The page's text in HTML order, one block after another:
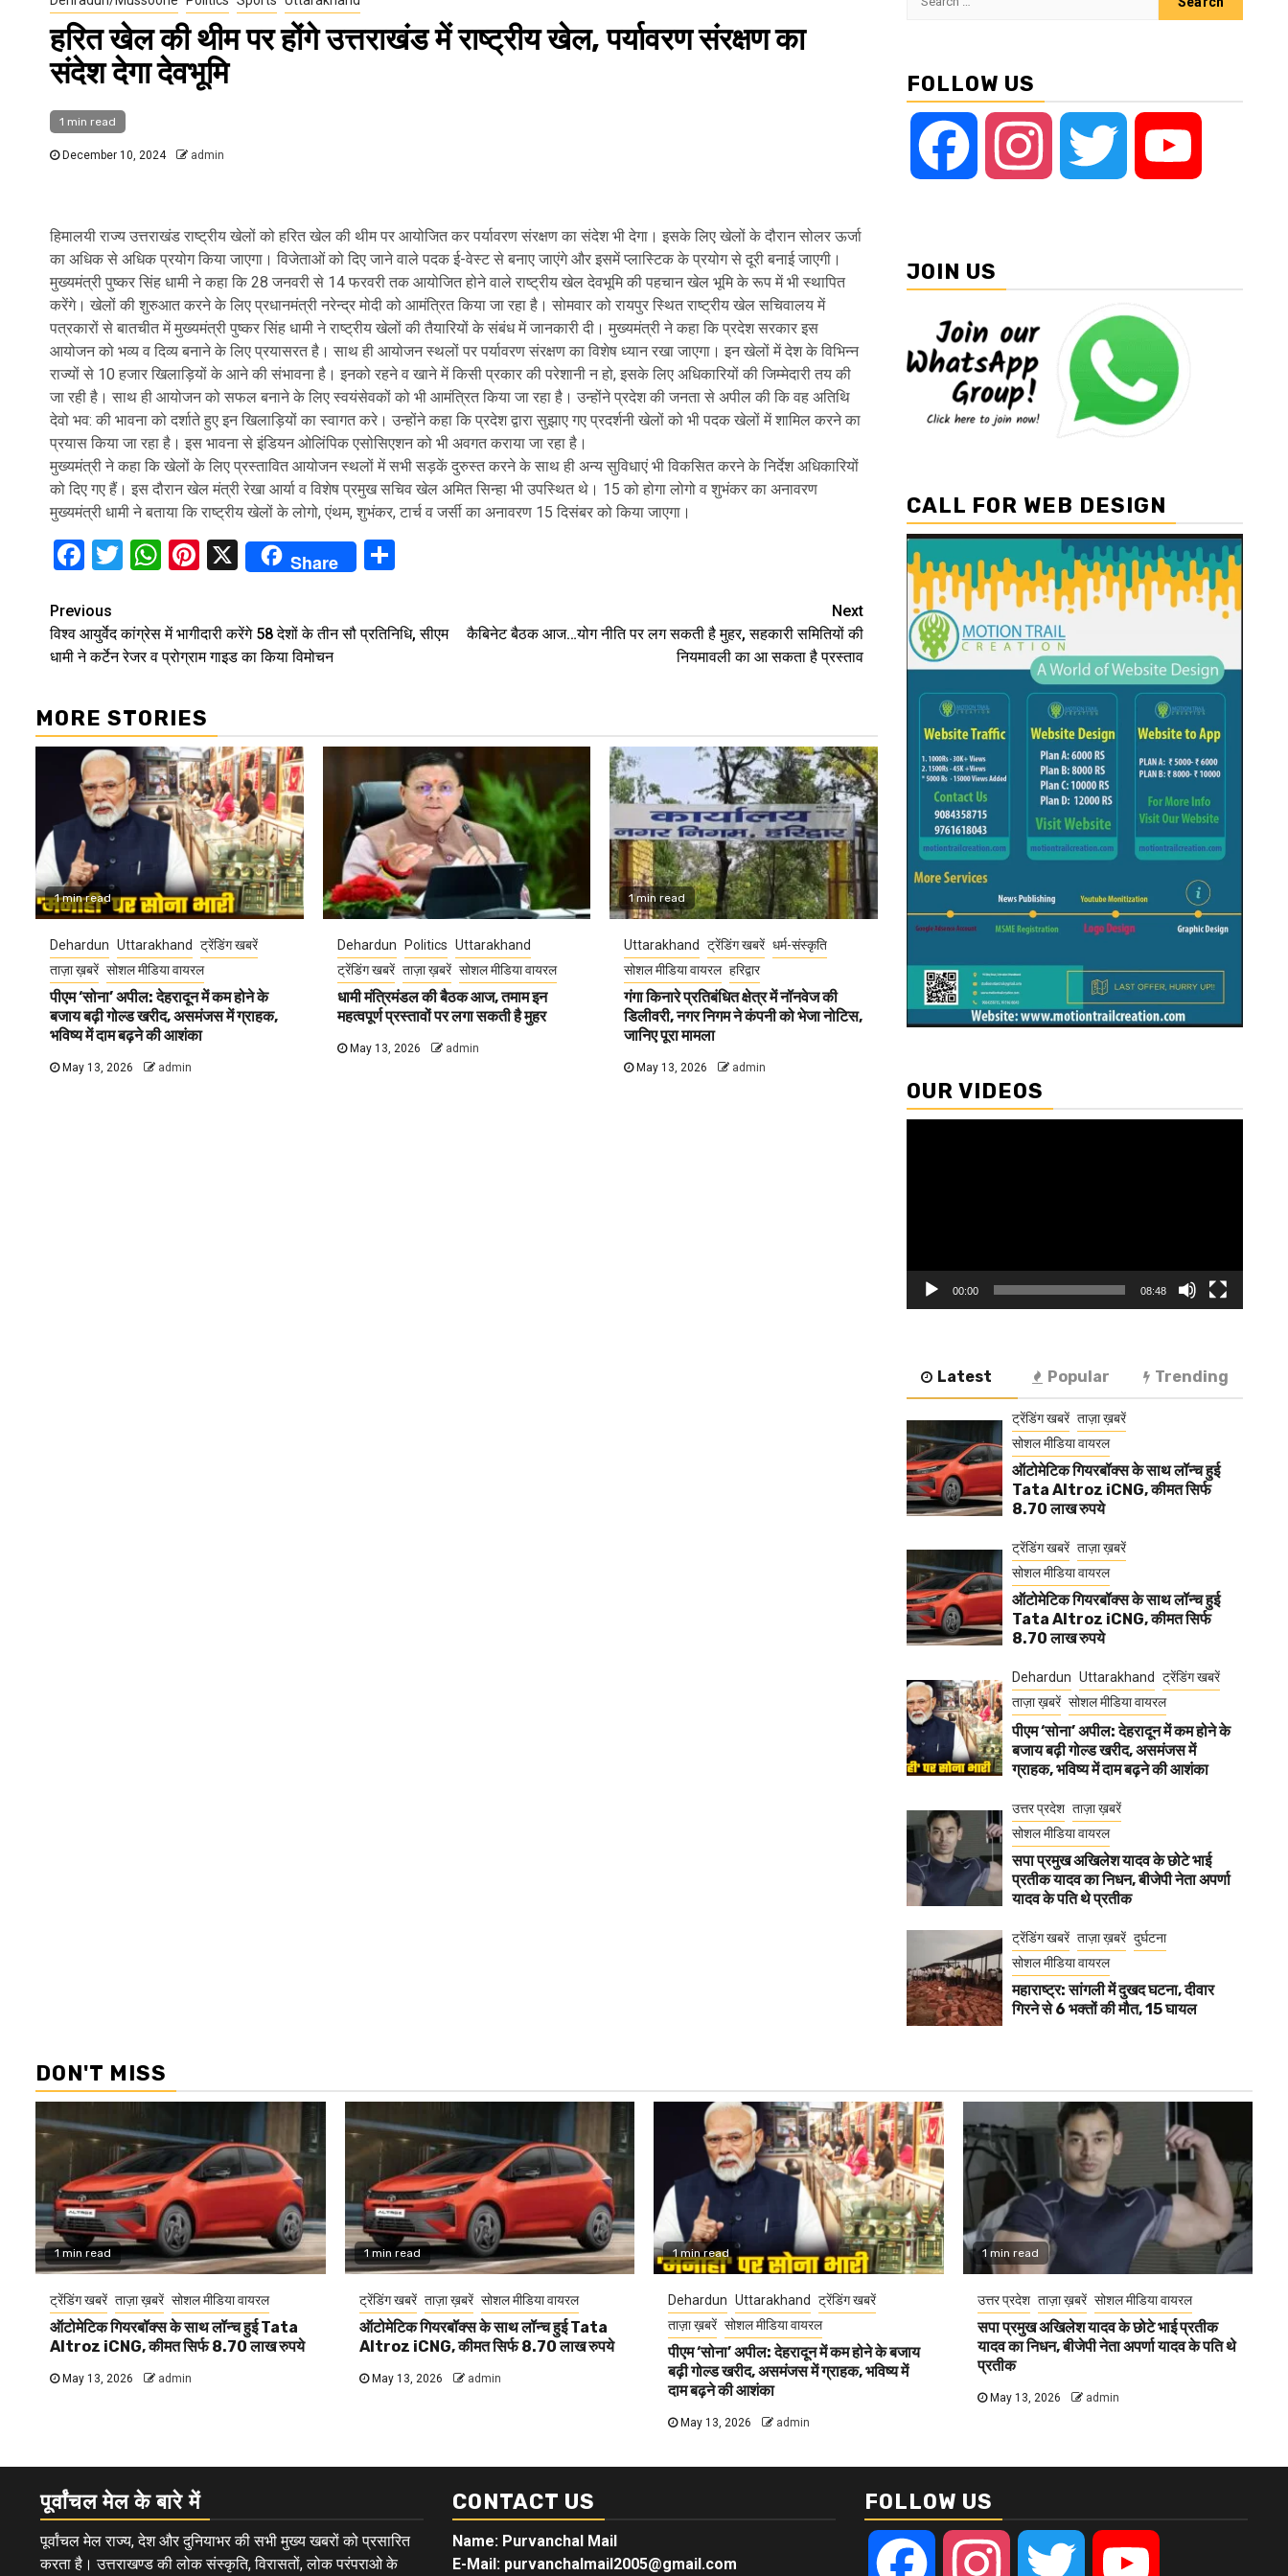
हरित खेल की थीम पर होंगे उत्तराखंड में राष्ट्रीय खेल, पर्यावरण संरक्षण का
संदेश देगा देवभूमि
1 min read
December 10, 2024 admin
हिमालयी राज्य उत्तराखंड राष्ट्रीय खेलों को हरित खेल की थीम पर आयोजित कर पर्यावरण संरक्षण का संदेश भी देगा। इसके लिए खेलों के दौरान सोलर ऊर्जा
का अधिक से अधिक प्रयोग किया जाएगा। विजेताओं को दिए जाने वाले पदक ई-वेस्ट से बनाए जाएंगे और इसमें प्लास्टिक के प्रयोग से दूरी बनाई जाएगी।
मुख्यमंत्री पुष्कर सिंह धामी ने कहा कि 28 जनवरी से 14 फरवरी तक आयोजित होने वाले राष्ट्रीय खेल देवभूमि की पहचान खेल भूमि के रूप में भी स्थापित
करेंगे। खेलों की शुरुआत करने के लिए प्रधानमंत्री नरेन्द्र मोदी को आमंत्रित किया जा रहा है। सोमवार को रायपुर स्थित राष्ट्रीय खेल सचिवालय में
पत्रकारों से बातचीत में मुख्यमंत्री पुष्कर सिंह धामी ने राष्ट्रीय खेलों की तैयारियों के संबंध में जानकारी दी। मुख्यमंत्री ने कहा कि प्रदेश सरकार इस
आयोजन को भव्य व दिव्य बनाने के लिए प्रयासरत है। साथ ही आयोजन स्थलों पर पर्यावरण संरक्षण का विशेष ध्यान रखा जाएगा। इन खेलों में देश के विभिन्न
राज्यों से 10 हजार खिलाड़ियों के आने की संभावना है। इनको रहने व खाने में किसी प्रकार की परेशानी न हो, इसके लिए अधिकारियों की जिम्मेदारी तय की
जा रही है। साथ ही आयोजन को सफल बनाने के लिए स्वयंसेवकों को भी आमंत्रित किया जा रहा है। उन्होंने प्रदेश की जनता से अपील की कि वह अतिथि
देवो भव: की भावना को दर्शाते हुए इन खिलाड़ियों का स्वागत करे। उन्होंने कहा कि प्रदेश द्वारा सुझाए गए प्रदर्शनी खेलों को भी पदक खेलों में शामिल करने का
प्रयास किया जा रहा है। इस भावना से इंडियन ओलिंपिक एसोसिएशन को भी अवगत कराया जा रहा है।
मुख्यमंत्री ने कहा कि खेलों के लिए प्रस्तावित आयोजन स्थलों में सभी सड़कें दुरुस्त करने के साथ ही अन्य सुविधाएं भी विकसित करने के निर्देश अधिकारियों
को दिए गए हैं। इस दौरान खेल मंत्री रेखा आर्या व विशेष प्रमुख सचिव खेल अमित सिन्हा भी उपस्थित थे। 15 को होगा लोगो व शुभंकर का अनावरण
मुख्यमंत्री धामी ने बताया कि राष्ट्रीय खेलों के लोगो, एंथम, शुभंकर, टार्च व जर्सी का अनावरण 15 दिसंबर को किया जाएगा।
Facebook
Twitter
WhatsApp
Pinterest
X Share
Continue
Reading
Previous
विश्व आयुर्वेद कांग्रेस में भागीदारी करेंगे 58 देशों के तीन सौ प्रतिनिधि, सीएम
धामी ने कर्टेन रेजर व प्रोग्राम गाइड का किया विमोचन
Next
कैबिनेट बैठक आज…योग नीति पर लग सकती है मुहर, सहकारी समितियों की
नियमावली का आ सकता है प्रस्ताव
MORE STORIES
1 min read
Dehardun Uttarakhand
ट्रेंडिंग खबरें
ताज़ा ख़बरें सोशल मीडिया वायरल
पीएम ‘सोना’ अपील: देहरादून में कम होने के
बजाय बढ़ी गोल्ड खरीद, असमंजस में ग्राहक,
भविष्य में दाम बढ़ने की आशंका
May 13, 2026 admin
Dehardun Politics Uttarakhand
ट्रेंडिंग खबरें ताज़ा ख़बरें सोशल मीडिया वायरल
धामी मंत्रिमंडल की बैठक आज, तमाम इन
महत्वपूर्ण प्रस्तावों पर लगा सकती है मुहर
May 13, 2026 admin
1 min read
Uttarakhand ट्रेंडिंग खबरें धर्म-संस्कृति
सोशल मीडिया वायरल हरिद्वार
गंगा किनारे प्रतिबंधित क्षेत्र में नॉनवेज की
डिलीवरी, नगर निगम ने कंपनी को भेजा नोटिस,
जानिए पूरा मामला
May 13, 2026 admin
FOLLOW US
Facebook Instagram Twitter
JOIN US
CALL FOR WEB DESIGN
OUR VIDEOS
00:00 08:48
Latest Popular Trending
ट्रेंडिंग खबरें ताज़ा ख़बरें
सोशल मीडिया वायरल
ऑटोमेटिक गियरबॉक्स के साथ लॉन्च हुई
Tata Altroz iCNG, कीमत सिर्फ
8.70 लाख रुपये
ट्रेंडिंग खबरें ताज़ा ख़बरें
सोशल मीडिया वायरल
ऑटोमेटिक गियरबॉक्स के साथ लॉन्च हुई
Tata Altroz iCNG, कीमत सिर्फ
8.70 लाख रुपये
Dehardun Uttarakhand
ट्रेंडिंग खबरें
ताज़ा ख़बरें सोशल मीडिया वायरल
पीएम ‘सोना’ अपील: देहरादून में कम होने के
बजाय बढ़ी गोल्ड खरीद, असमंजस में
ग्राहक, भविष्य में दाम बढ़ने की आशंका
उत्तर प्रदेश ताज़ा ख़बरें
सोशल मीडिया वायरल
सपा प्रमुख अखिलेश यादव के छोटे भाई
प्रतीक यादव का निधन, बीजेपी नेता अपर्णा
यादव के पति थे प्रतीक
ट्रेंडिंग खबरें ताज़ा ख़बरें दुर्घटना
सोशल मीडिया वायरल
महाराष्ट्र: सांगली में दुखद घटना, दीवार
गिरने से 6 भक्तों की मौत, 15 घायल
DON'T MISS
1 min read
ट्रेंडिंग खबरें ताज़ा ख़बरें सोशल मीडिया वायरल
ऑटोमेटिक गियरबॉक्स के साथ लॉन्च हुई Tata
Altroz iCNG, कीमत सिर्फ 8.70 लाख रुपये
May 13, 2026 admin
1 min read
ट्रेंडिंग खबरें ताज़ा ख़बरें सोशल मीडिया वायरल
ऑटोमेटिक गियरबॉक्स के साथ लॉन्च हुई Tata
Altroz iCNG, कीमत सिर्फ 8.70 लाख रुपये
May 13, 2026 admin
1 min read
Dehardun Uttarakhand
ट्रेंडिंग खबरें
ताज़ा ख़बरें सोशल मीडिया वायरल
पीएम ‘सोना’ अपील: देहरादून में कम होने के बजाय
बढ़ी गोल्ड खरीद, असमंजस में ग्राहक, भविष्य में
दाम बढ़ने की आशंका
May 13, 2026 admin
1 min read
उत्तर प्रदेश ताज़ा ख़बरें सोशल मीडिया वायरल
सपा प्रमुख अखिलेश यादव के छोटे भाई प्रतीक
यादव का निधन, बीजेपी नेता अपर्णा यादव के पति थे
प्रतीक
May 13, 2026 admin
पूर्वांचल मेल के बारे में
पूर्वांचल मेल राज्य, देश और दुनियाभर की सभी मुख्य खबरों को प्रसारित
करता है। उत्तराखण्ड की लोक संस्कृति, विरासतों, लोक परंपराओ के
CONTACT US
Name: Purvanchal Mail
E-Mail: purvanchalmail2005@gmail.com
FOLLOW US
Facebook Instagram Twitter